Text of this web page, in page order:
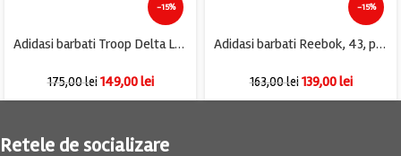
-15%
Adidasi barbati Troop Delta Low, imitatie de piele, alb negru
175,00lei 149,00lei
-15%
Adidasi barbati Reebok, 43, piele, alb
163,00lei 139,00lei
Retele de socializare